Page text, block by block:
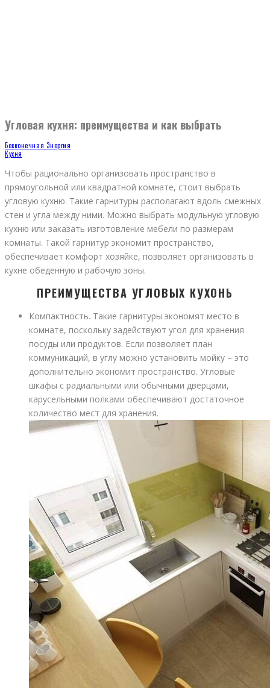
Угловая кухня: преимущества и как выбрать
Бесконечная Энергия
Кухня
Чтобы рационально организовать пространство в
прямоугольной или квадратной комнате, стоит выбрать
угловую кухню. Такие гарнитуры располагают вдоль смежных
стен и угла между ними. Можно выбрать модульную угловую
кухню или заказать изготовление мебели по размерам
комнаты. Такой гарнитур экономит пространство,
обеспечивает комфорт хозяйке, позволяет организовать в
кухне обеденную и рабочую зоны.
ПРЕИМУЩЕСТВА УГЛОВЫХ КУХОНЬ
Компактность. Такие гарнитуры экономят место в
комнате, поскольку задействуют угол для хранения
посуды или продуктов. Если позволяет план
коммуникаций, в углу можно установить мойку – это
дополнительно экономит пространство. Угловые
шкафы с радиальными или обычными дверцами,
карусельными полками обеспечивают достаточное
количество мест для хранения.